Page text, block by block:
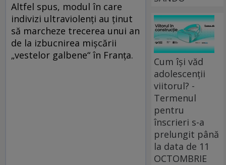
Altfel spus, modul în care
indivizi ultraviolenţi au ţinut
să marcheze trecerea unui an
de la izbucnirea mişcării
„vestelor galbene“ în Franţa.
Cum își văd
adolescenții
viitorul? -
Termenul
pentru
înscrieri s-a
prelungit până
la data de 11
OCTOMBRIE